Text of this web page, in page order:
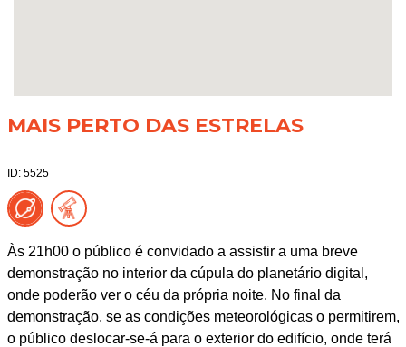
MAIS PERTO DAS ESTRELAS
ID: 5525
Às 21h00 o público é convidado a assistir a uma breve
demonstração no interior da cúpula do planetário digital,
onde poderão ver o céu da própria noite. No final da
demonstração, se as condições meteorológicas o permitirem,
o público deslocar-se-á para o exterior do edifício, onde terá